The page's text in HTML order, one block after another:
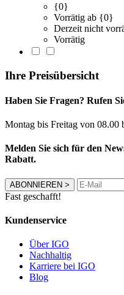
{0}
Vorrätig ab {0}
Derzeit nicht
Vorrätig
Ihre Preisübersicht
Haben Sie Fragen? Rufen
Montag bis Freitag von 08.00
Melden Sie sich für den
Rabatt.
ABONNIEREN >
Fast geschafft!
Kundenservice
Über IGO
Nachhaltig
Karriere bei IGO
Blog